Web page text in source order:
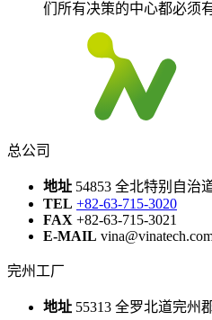
们所有决策的中心都必须
总公司
地址 54853 全北特别自治
TEL +82-63-715-3020
FAX +82-63-715-3021
E-MAIL
完州工厂
地址 55313 全罗北道完州